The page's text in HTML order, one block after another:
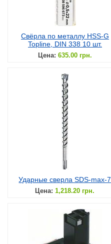
Свёрла по металлу HSS-G
Topline, DIN 338 10 шт.
Цена: 635.00 грн.
Ударные сверла SDS-max-7
Цена: 1,218.20 грн.